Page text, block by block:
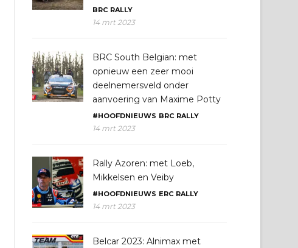
BRC RALLY
14 mrt 2023
BRC South Belgian: met
opnieuw een zeer mooi
deelnemersveld onder
aanvoering van Maxime Potty
#HOOFDNIEUWS BRC RALLY
14 mrt 2023
Rally Azoren: met Loeb,
Mikkelsen en Veiby
#HOOFDNIEUWS ERC RALLY
14 mrt 2023
Belcar 2023: Alnimax met